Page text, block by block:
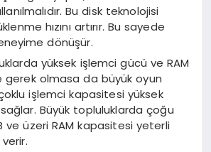
Bu disk teknolojisi
hızını artırır. Bu sayede
dönüşür.
yüksek işlemci gücü ve RAM
gerek olmasa da büyük oyun
işlemci kapasitesi yüksek
Büyük topluluklarda çoğu
ve üzeri RAM kapasitesi yeterli